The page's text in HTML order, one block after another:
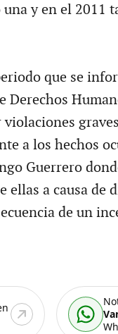
y en el 2011
que se
Derechos
a los hechos
Guerrero
ellas a causa de
de un